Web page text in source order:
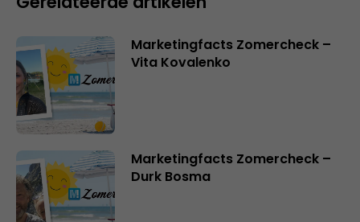
Marketingfacts Zomercheck –
Vita Kovalenko
Marketingfacts Zomercheck –
Durk Bosma